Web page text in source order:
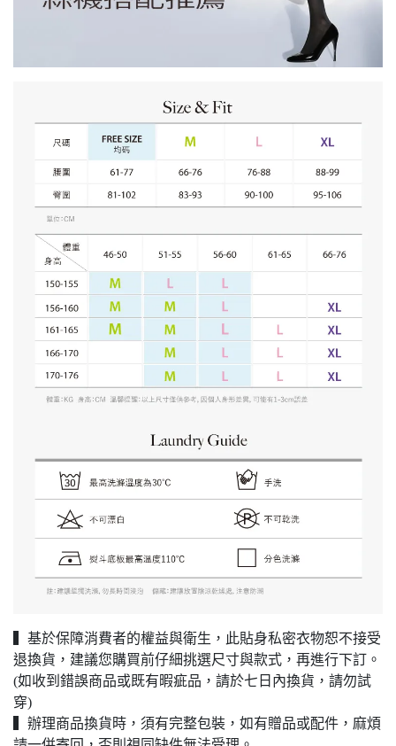
▍基於保障消費者的權益與衛生，此貼身私密衣物恕不接受
退換貨，建議您購買前仔細挑選尺寸與款式，再進行下訂。
(如收到錯誤商品或既有暇疵品，請於七日內換貨，請勿試
穿)
▍辦理商品換貨時，須有完整包裝，如有贈品或配件，麻煩